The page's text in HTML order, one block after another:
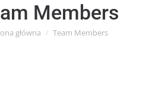
Members
tutaj:
główna Team Members